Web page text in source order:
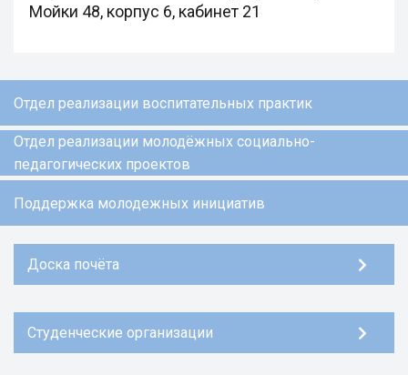
Мойки 48, корпус 6, кабинет 21
Отдел реализации воспитательных практик
Отдел реализации молодёжных социально-
педагогических проектов
Поддержка молодежных инициатив
Доска почёта
Студенческие организации